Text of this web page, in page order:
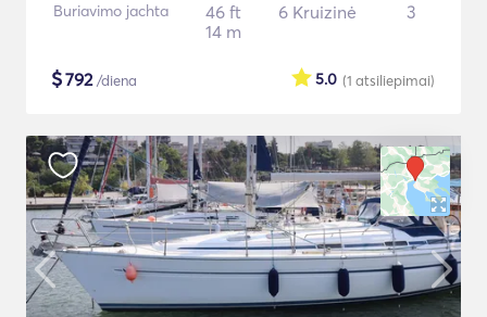
Buriavimo jachta
46 ft
14 m
6 Kruizinė 3
$792/diena (1 atsiliepimai)
5.0